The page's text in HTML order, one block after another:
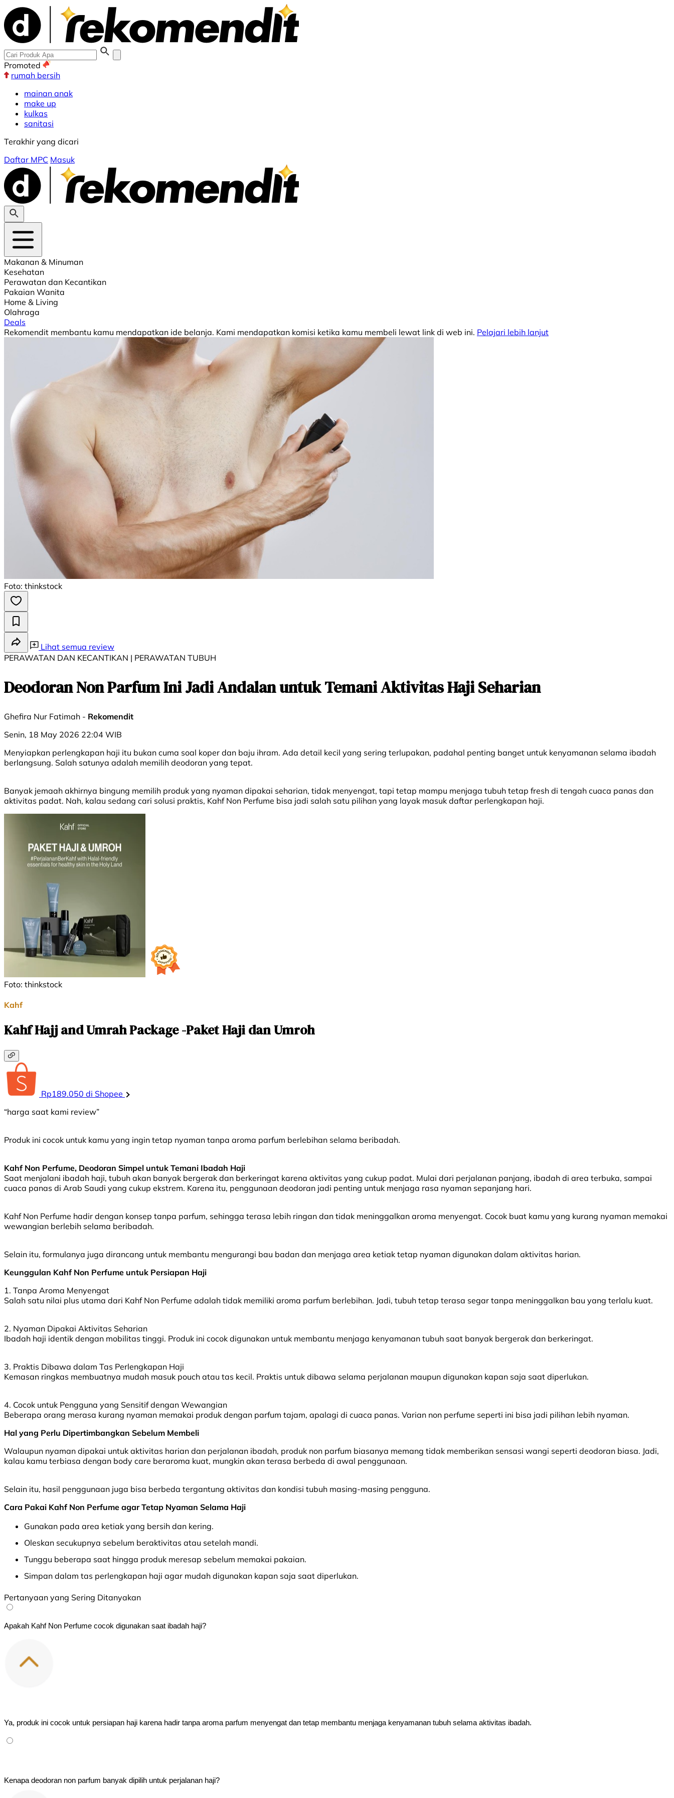
Promoted
rumah bersih
mainan anak
make up
kulkas
sanitasi
Terakhir yang dicari
Daftar MPC Masuk
Makanan & Minuman
Kesehatan
Perawatan dan Kecantikan
Pakaian Wanita
Home & Living
Olahraga
Deals
Rekomendit membantu kamu mendapatkan ide belanja. Kami mendapatkan komisi ketika kamu membeli lewat link di web ini. Pelajari lebih lanjut
Foto: thinkstock
Lihat semua review
PERAWATAN DAN KECANTIKAN | PERAWATAN TUBUH
Deodoran Non Parfum Ini Jadi Andalan untuk Temani Aktivitas Haji Seharian
Ghefira Nur Fatimah - Rekomendit
Senin, 18 May 2026 22:04 WIB
Menyiapkan perlengkapan haji itu bukan cuma soal koper dan baju ihram. Ada detail kecil yang sering terlupakan, padahal penting banget untuk kenyamanan selama ibadah
berlangsung. Salah satunya adalah memilih deodoran yang tepat.
Banyak jemaah akhirnya bingung memilih produk yang nyaman dipakai seharian, tidak menyengat, tapi tetap mampu menjaga tubuh tetap fresh di tengah cuaca panas dan
aktivitas padat. Nah, kalau sedang cari solusi praktis, Kahf Non Perfume bisa jadi salah satu pilihan yang layak masuk daftar perlengkapan haji.
Foto: thinkstock
Kahf
Kahf Hajj and Umrah Package -Paket Haji dan Umroh
Rp189.050 di Shopee
“harga saat kami review”
Produk ini cocok untuk kamu yang ingin tetap nyaman tanpa aroma parfum berlebihan selama beribadah.
Kahf Non Perfume, Deodoran Simpel untuk Temani Ibadah Haji
Saat menjalani ibadah haji, tubuh akan banyak bergerak dan berkeringat karena aktivitas yang cukup padat. Mulai dari perjalanan panjang, ibadah di area terbuka, sampai
cuaca panas di Arab Saudi yang cukup ekstrem. Karena itu, penggunaan deodoran jadi penting untuk menjaga rasa nyaman sepanjang hari.
Kahf Non Perfume hadir dengan konsep tanpa parfum, sehingga terasa lebih ringan dan tidak meninggalkan aroma menyengat. Cocok buat kamu yang kurang nyaman memakai
wewangian berlebih selama beribadah.
Selain itu, formulanya juga dirancang untuk membantu mengurangi bau badan dan menjaga area ketiak tetap nyaman digunakan dalam aktivitas harian.
Keunggulan Kahf Non Perfume untuk Persiapan Haji
1. Tanpa Aroma Menyengat
Salah satu nilai plus utama dari Kahf Non Perfume adalah tidak memiliki aroma parfum berlebihan. Jadi, tubuh tetap terasa segar tanpa meninggalkan bau yang terlalu kuat.
2. Nyaman Dipakai Aktivitas Seharian
Ibadah haji identik dengan mobilitas tinggi. Produk ini cocok digunakan untuk membantu menjaga kenyamanan tubuh saat banyak bergerak dan berkeringat.
3. Praktis Dibawa dalam Tas Perlengkapan Haji
Kemasan ringkas membuatnya mudah masuk pouch atau tas kecil. Praktis untuk dibawa selama perjalanan maupun digunakan kapan saja saat diperlukan.
4. Cocok untuk Pengguna yang Sensitif dengan Wewangian
Beberapa orang merasa kurang nyaman memakai produk dengan parfum tajam, apalagi di cuaca panas. Varian non perfume seperti ini bisa jadi pilihan lebih nyaman.
Hal yang Perlu Dipertimbangkan Sebelum Membeli
Walaupun nyaman dipakai untuk aktivitas harian dan perjalanan ibadah, produk non parfum biasanya memang tidak memberikan sensasi wangi seperti deodoran biasa. Jadi,
kalau kamu terbiasa dengan body care beraroma kuat, mungkin akan terasa berbeda di awal penggunaan.
Selain itu, hasil penggunaan juga bisa berbeda tergantung aktivitas dan kondisi tubuh masing-masing pengguna.
Cara Pakai Kahf Non Perfume agar Tetap Nyaman Selama Haji
Gunakan pada area ketiak yang bersih dan kering.
Oleskan secukupnya sebelum beraktivitas atau setelah mandi.
Tunggu beberapa saat hingga produk meresap sebelum memakai pakaian.
Simpan dalam tas perlengkapan haji agar mudah digunakan kapan saja saat diperlukan.
Pertanyaan yang Sering Ditanyakan
Apakah Kahf Non Perfume cocok digunakan saat ibadah haji?
Ya, produk ini cocok untuk persiapan haji karena hadir tanpa aroma parfum menyengat dan tetap membantu menjaga kenyamanan tubuh selama aktivitas ibadah.
Kenapa deodoran non parfum banyak dipilih untuk perjalanan haji?